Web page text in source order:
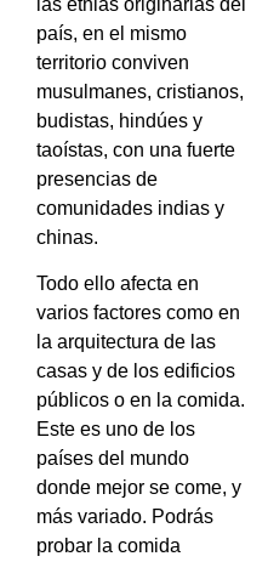
país, en el mismo
territorio conviven
musulmanes, cristianos,
budistas, hindúes y
taoístas, con una fuerte
presencias de
comunidades indias y
chinas.
Todo ello afecta en
varios factores como en
la arquitectura de las
casas y de los edificios
públicos o en la comida.
Este es uno de los
países del mundo
donde mejor se come, y
más variado. Podrás
probar la comida